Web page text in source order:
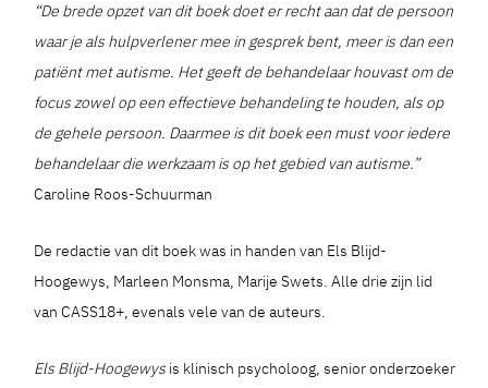
“De brede opzet van dit boek doet er recht aan dat de persoon
waar je als hulpverlener mee in gesprek bent, meer is dan een
patiënt met autisme. Het geeft de behandelaar houvast om de
focus zowel op een effectieve behandeling te houden, als op
de gehele persoon. Daarmee is dit boek een must voor iedere
behandelaar die werkzaam is op het gebied van autisme.”
Caroline Roos-Schuurman
De redactie van dit boek was in handen van Els Blijd-
Hoogewys, Marleen Monsma, Marije Swets. Alle drie zijn lid
van CASS18+, evenals vele van de auteurs.
Els Blijd-Hoogewys is klinisch psycholoog, senior onderzoeker